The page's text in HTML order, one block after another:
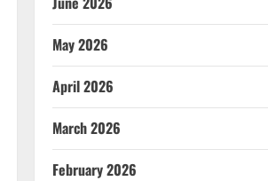
May 2026
April 2026
March 2026
February 2026